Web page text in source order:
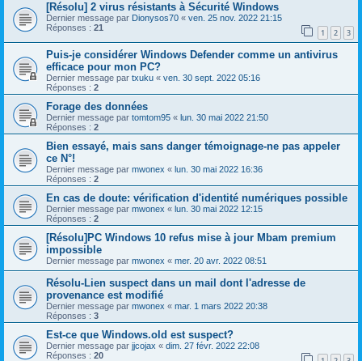
[Résolu] 2 virus résistants à Sécurité Windows
Dernier message par Dionysos70 « ven. 25 nov. 2022 21:15
Réponses : 21 1 2 3
Puis-je considérer Windows Defender comme un antivirus
efficace pour mon PC?
Dernier message par txuku « ven. 30 sept. 2022 05:16
Réponses : 2
Forage des données
Dernier message par tomtom95 « lun. 30 mai 2022 21:50
Réponses : 2
Bien essayé, mais sans danger témoignage-ne pas appeler
ce N°!
Dernier message par mwonex « lun. 30 mai 2022 16:36
Réponses : 2
En cas de doute: vérification d'identité numériques possible
Dernier message par mwonex « lun. 30 mai 2022 12:15
Réponses : 2
[Résolu]PC Windows 10 refus mise à jour Mbam premium
impossible
Dernier message par mwonex « mer. 20 avr. 2022 08:51
Résolu-Lien suspect dans un mail dont l'adresse de
provenance est modifié
Dernier message par mwonex « mar. 1 mars 2022 20:38
Réponses : 3
Est-ce que Windows.old est suspect?
Dernier message par jjcojax « dim. 27 févr. 2022 22:08
Réponses : 20